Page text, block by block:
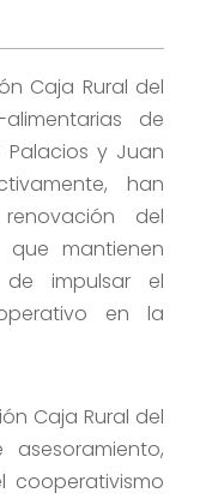
Caja Rural del
de
Palacios y Juan
han
del
mantienen
impulsar el
en la
Caja Rural del
cooperativismo